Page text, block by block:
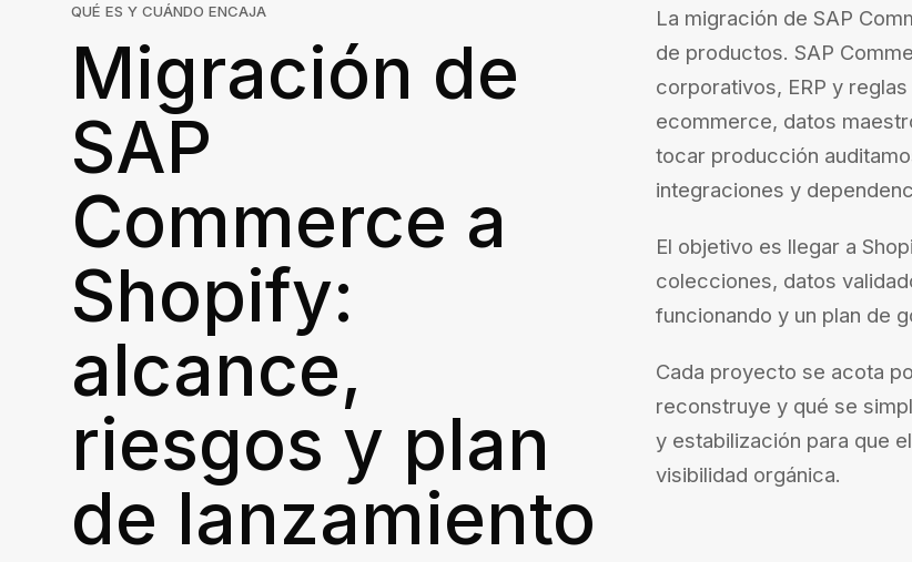
QUÉ ES Y CUÁNDO ENCAJA
Migración de
SAP
Commerce a
Shopify:
alcance,
riesgos y plan
de lanzamiento
La migración de SAP
de productos. SAP
corporativos, ERP y
ecommerce, datos
tocar producción
integraciones y
El objetivo es llegar a
colecciones, datos
funcionando y un plan de
Cada proyecto se acota
reconstruye y qué se
y estabilización para que
visibilidad orgánica.